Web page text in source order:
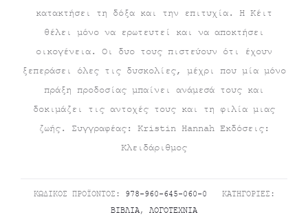
κατακτήσει τη δόξα και την επιτυχία. Η Κέιτ
θέλει μόνο να ερωτευτεί και να αποκτήσει
οικογένεια. Οι δυο τους πιστεύουν ότι έχουν
ξεπεράσει όλες τις δυσκολίες, μέχρι που μία μόνο
πράξη προδοσίας μπαίνει ανάμεσά τους και
δοκιμάζει τις αντοχές τους και τη φιλία μιας
ζωής. Συγγραφέας: Kristin Hannah Εκδόσεις:
Κλειδάριθμος
ΚΩΔΙΚΌΣ ΠΡΟΪΌΝΤΟΣ: 978-960-645-060-0
ΚΑΤΗΓΟΡΊΕΣ:
ΒΙΒΛΊΑ, ΛΟΓΟΤΕΧΝΊΑ